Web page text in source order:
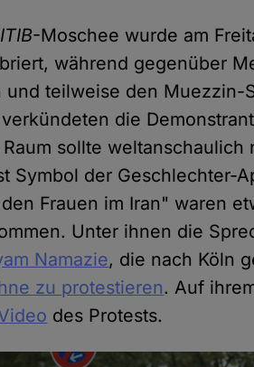
-Moschee wurde am
während gegenüber
und teilweise den Muezzin-
die
sollte
Symbol der Geschlechter-
Frauen im Iran" waren
Unter ihnen die
Namazie, die nach Köln
zu protestieren. Auf
des Protests.